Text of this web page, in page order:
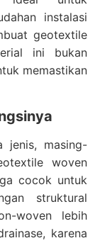
instalasi
geotextile
ini bukan
memastikan
jenis, masing-
woven
cocok untuk
struktural
woven lebih
karena